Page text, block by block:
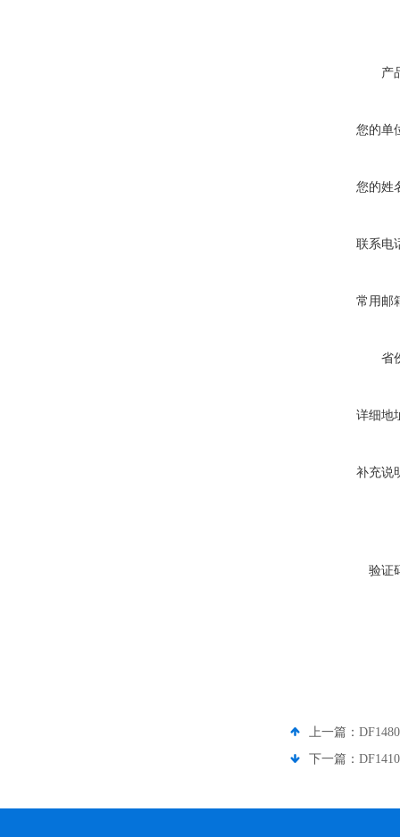
产
您的单
您的姓
联系电
常用邮
省
详细地
补充说
验证
上一篇：
下一篇：